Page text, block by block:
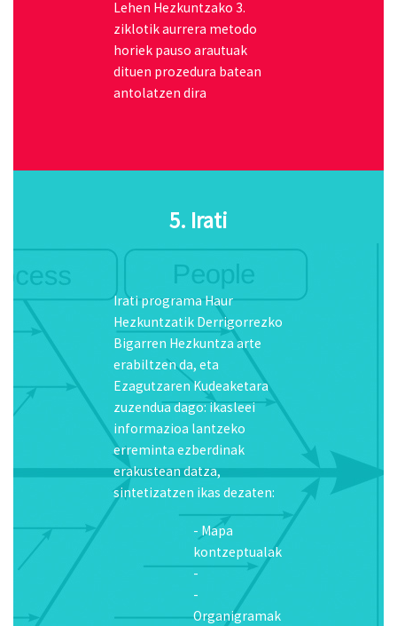
5. Irati
Bigarren Hezkuntza arte
erabiltzen da, eta
Ezagutzaren Kudeaketa
zuzendua dago: ikasleei
informazioa lantzeko
erreminta ezberdinak
erakustean datza,
sintetizatzen ikas dezaten:
- Mapa
kontzeptualak
-
-
Organigramak
-
- Infografiak -
- Gantten
diagrama -
- Ishikawa